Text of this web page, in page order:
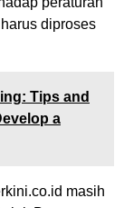
diproses
Tips and
a
masih